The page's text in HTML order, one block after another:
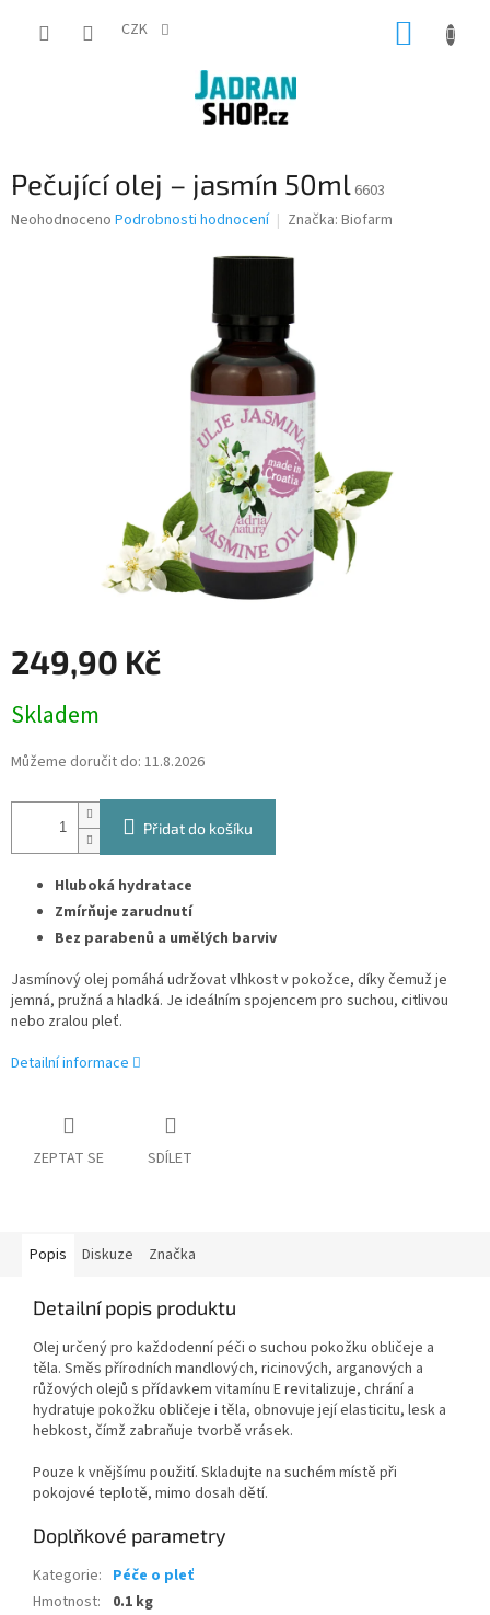
CZK
Pečující olej – jasmín 50ml 6603
Průměrné
Neohodnoceno Podrobnosti hodnocení Značka: Biofarm
249,90 Kč
cena:
Skladem
Můžeme doručit do: 11.8.2026
Přidat do košíku
Hluboká hydratace
Zmírňuje zarudnutí
Bez parabenů a umělých barviv
Jasmínový olej pomáhá udržovat vlhkost v pokožce, díky čemuž je
jemná, pružná a hladká. Je ideálním spojencem pro suchou, citlivou
nebo zralou pleť.
Detailní informace
ZEPTAT SE SDÍLET
Popis Diskuze Značka
Detailní popis produktu
Olej určený pro každodenní péči o suchou pokožku obličeje a
těla. Směs přírodních mandlových, ricinových, arganových a
růžových olejů s přídavkem vitamínu E revitalizuje, chrání a
hydratuje pokožku obličeje i těla, obnovuje její elasticitu, lesk a
hebkost, čímž zabraňuje tvorbě vrásek.
Pouze k vnějšímu použití. Skladujte na suchém místě při
pokojové teplotě, mimo dosah dětí.
Doplňkové parametry
Kategorie: Péče o pleť
Hmotnost: 0.1 kg